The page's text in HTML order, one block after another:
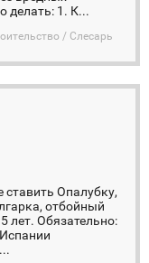
делать: 1. К...
/ Слесарь
ставить Опалубку,
отбойный
лет. Обязательно: